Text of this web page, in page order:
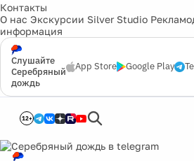
Контакты
О нас Экскурсии Silver Studio
информация
Слушайте
Серебряный
дождь
App Store Google Play
12+